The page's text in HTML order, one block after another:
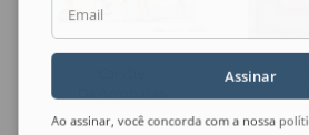
Email
Assinar
Ao assinar, você concorda com a nossa